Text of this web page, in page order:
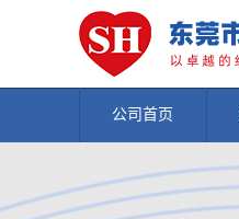
公司首页